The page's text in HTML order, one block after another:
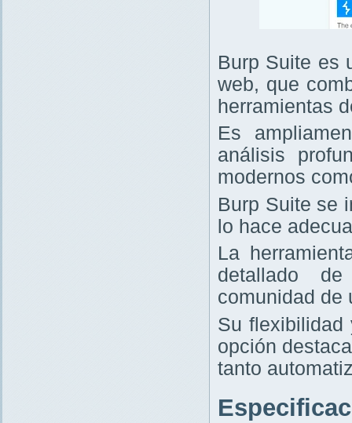
Burp Suite es
web, que
herramientas
Es
análisis
modernos
Burp Suite se
lo hace
La
detallado
comunidad de
Su flexibilidad
opción
tanto